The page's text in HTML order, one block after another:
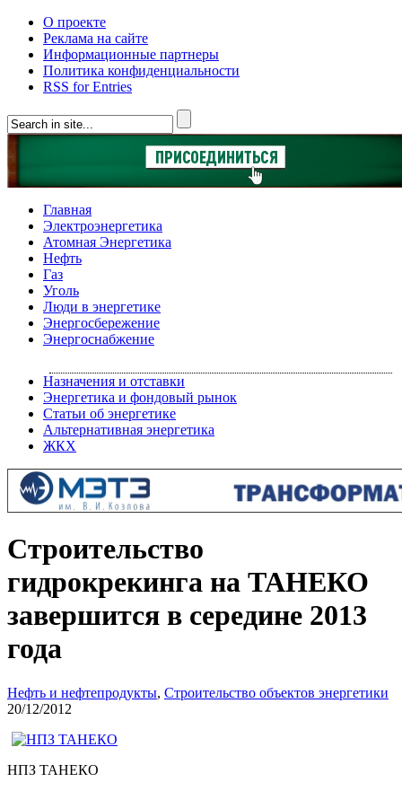
О проекте
Реклама на сайте
Информационные партнеры
Политика конфиденциальности
RSS for Entries
Главная
Электроэнергетика
Атомная Энергетика
Нефть
Газ
Уголь
Люди в энергетике
Энергосбережение
Энергоснабжение
Назначения и отставки
Энергетика и фондовый рынок
Статьи об энергетике
Альтернативная энергетика
ЖКХ
Строительство
гидрокрекинга на ТАНЕКО
завершится в середине 2013
года
Нефть и нефтепродукты, Строительство объектов энергетики
20/12/2012
НПЗ ТАНЕКО